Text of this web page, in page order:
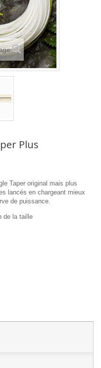
Plus
Taper original mais plus
lancés en chargeant mieux
de puissance.
de la taille